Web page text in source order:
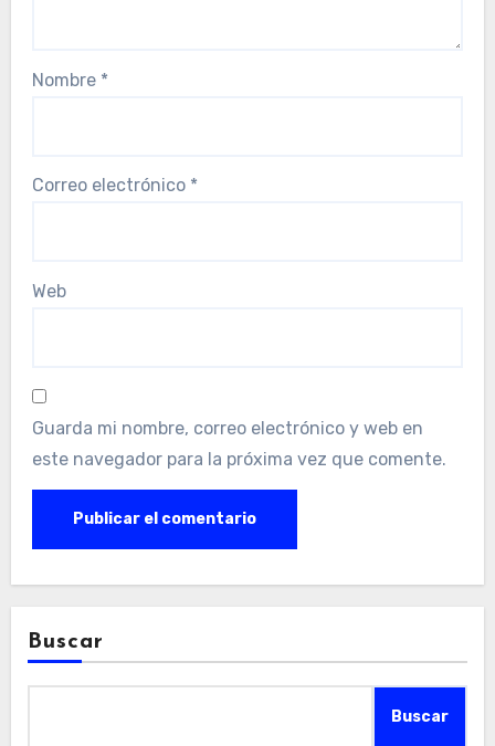
Nombre *
Correo electrónico *
Web
Guarda mi nombre, correo electrónico y web en
este navegador para la próxima vez que comente.
Buscar
Buscar